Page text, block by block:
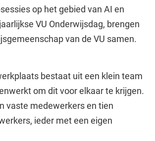
op het gebied van AI en
VU Onderwijsdag, brengen
van de VU samen.
bestaat uit een klein team
om dit voor elkaar te krijgen.
vaste medewerkers en tien
ieder met een eigen